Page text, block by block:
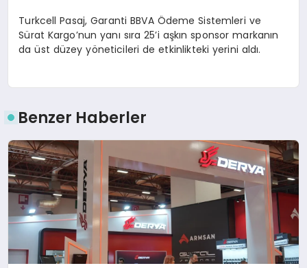
Turkcell Pasaj, Garanti BBVA Ödeme Sistemleri ve
Sürat Kargo’nun yanı sıra 25’i aşkın sponsor markanın
da üst düzey yöneticileri de etkinlikteki yerini aldı.
Benzer Haberler